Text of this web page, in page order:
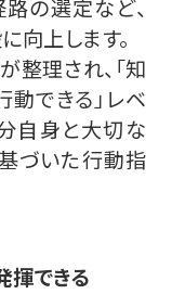
の選定など、
向上します。
理され、「知
動できる」レベ
自身と大切な
づいた行動指
揮できる